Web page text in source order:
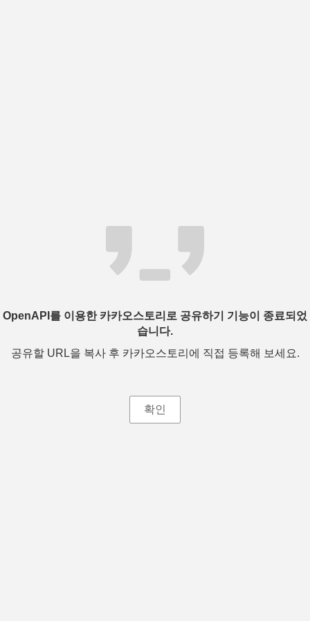
OpenAPI를 이용한 카카오스토리로 공유하기 기능이 종료되었
습니다.
공유할 URL을 복사 후 카카오스토리에 직접 등록해 보세요.
확인